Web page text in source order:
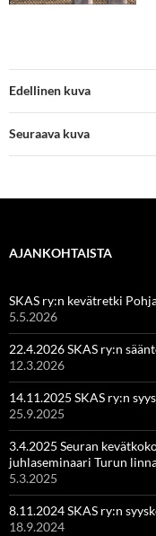
Edellinen kuva
Seuraava kuva
AJANKOHTAISTA
SKAS ry:n kevätretki
5.5.2026
22.4.2026 SKAS ry:n
12.3.2026
14.11.2025 SKAS ry:n
25.9.2025
3.4.2025 Seuran
juhlaseminaari Turun
5.3.2025
8.11.2024 SKAS ry:n
18.9.2024